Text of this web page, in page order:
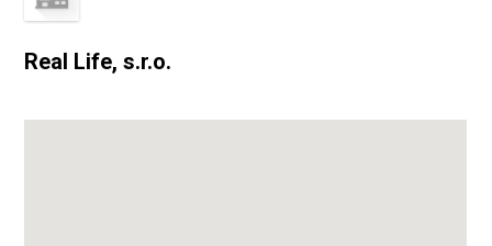
Real Life, s.r.o.